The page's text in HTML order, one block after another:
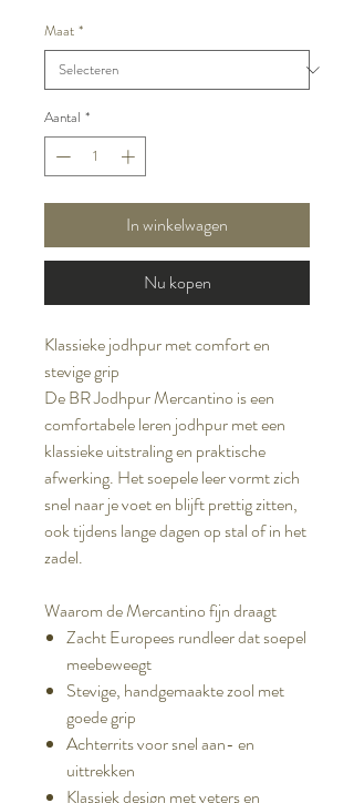
Maat *
Aantal *
In winkelwagen
Nu kopen
Klassieke jodhpur met comfort en
stevige grip
De BR Jodhpur Mercantino is een
comfortabele leren jodhpur met een
klassieke uitstraling en praktische
afwerking. Het soepele leer vormt zich
snel naar je voet en blijft prettig zitten,
ook tijdens lange dagen op stal of in het
zadel.
Waarom de Mercantino fijn draagt
Zacht Europees rundleer dat soepel
meebeweegt
Stevige, handgemaakte zool met
goede grip
Achterrits voor snel aan- en
uittrekken
Klassiek design met veters en